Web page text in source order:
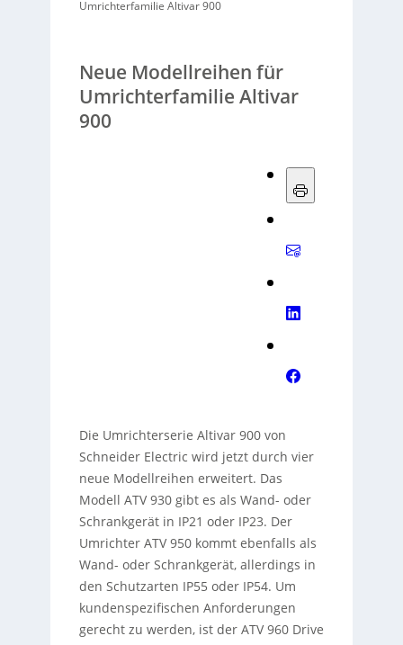
Umrichterfamilie Altivar 900
Neue Modellreihen für
Umrichterfamilie Altivar
900
Die Umrichterserie Altivar 900 von
Schneider Electric wird jetzt durch vier
neue Modellreihen erweitert. Das
Modell ATV 930 gibt es als Wand- oder
Schrankgerät in IP21 oder IP23. Der
Umrichter ATV 950 kommt ebenfalls als
Wand- oder Schrankgerät, allerdings in
den Schutzarten IP55 oder IP54. Um
kundenspezifischen Anforderungen
gerecht zu werden, ist der ATV 960 Drive